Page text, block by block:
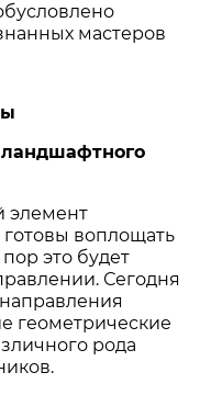
мастеров
элемент
готовы воплощать
пор это будет
Сегодня
геометрические
рода